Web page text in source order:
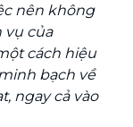
nên không
vụ của
cách hiệu
bạch về
ngay cả vào